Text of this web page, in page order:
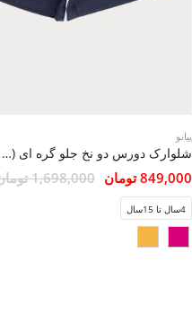
پیانو
شلوارک دورس دو نخ جلو گره ای (ست با کد10221-10220)
849,000 تومان 1,698,000 تومان
4سال تا 15سال